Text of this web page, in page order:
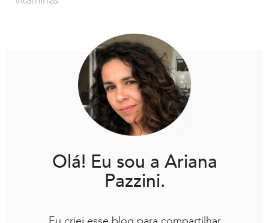
Olá! Eu sou a Ariana
Pazzini.